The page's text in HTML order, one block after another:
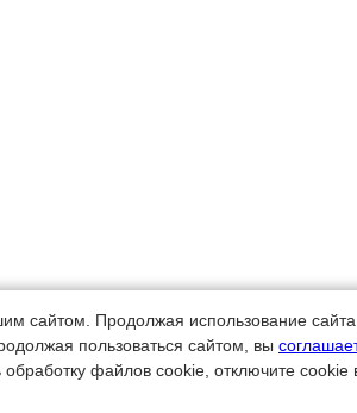
сайтом. Продолжая использование
пользоваться сайтом, вы
файлов cookie, отключите cookie
- 2021 gor-hoz.ru Все права защищены.